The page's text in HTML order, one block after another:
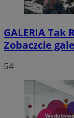
GALERIATak
Zobaczcie
54